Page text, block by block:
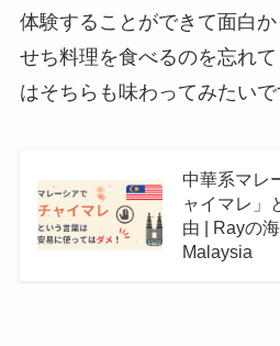
体験することができて面白
せち料理を食べるのを忘れ
はそちらも味わってみたいで
中華系マレ
ャイマレ」
由 | Rayの
Malaysia